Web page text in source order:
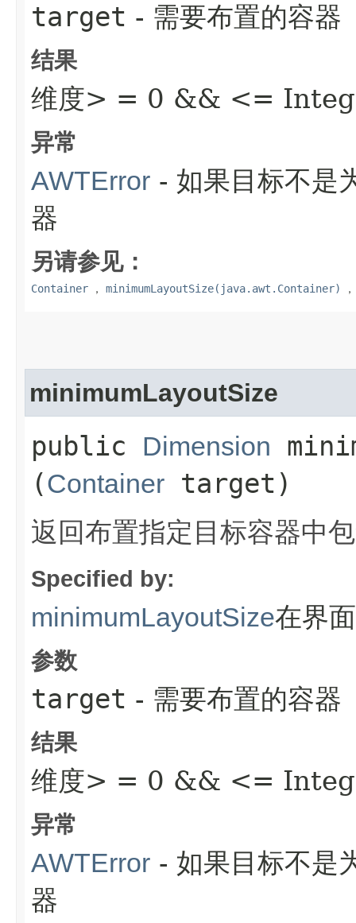
target - 需要布置的容器
结果
维度> = 0 && <=
异常
AWTError - 如果目标不是
器
另请参见：
Container ， minimumLayoutSize(java.awt.Container)
minimumLayoutSize
public Dimension
(Container target)
返回布置指定目标容器中
Specified by:
minimumLayoutSize在界
参数
target - 需要布置的容器
结果
维度> = 0 && <=
异常
AWTError - 如果目标不是
器